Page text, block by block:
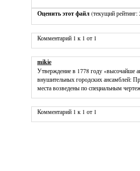
Оценить этот файл(текущий
Комментарий 1 к 1 от 1
mikie
Утверждение в 1778 году «высочайше
внушительных городских ансамблей:
места возведены по специальным
Комментарий 1 к 1 от 1